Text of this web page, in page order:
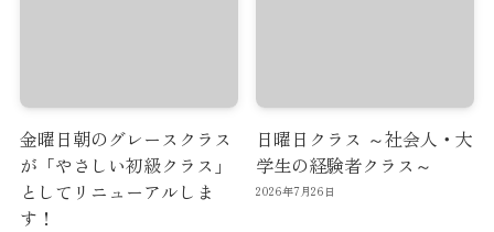
金曜日朝のグレースクラス
が「やさしい初級クラス」
としてリニューアルしま
す！
日曜日クラス ～社会人・大
学生の経験者クラス～
2026年7月26日